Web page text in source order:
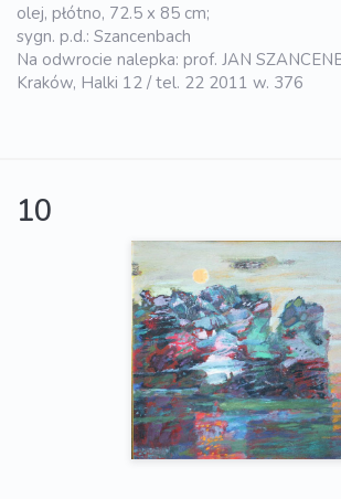
olej, płótno, 72.5 x 85 cm;
sygn. p.d.: Szancenbach
Na odwrocie nalepka: prof. JAN
Kraków, Halki 12 / tel. 22 2011 w. 376
10